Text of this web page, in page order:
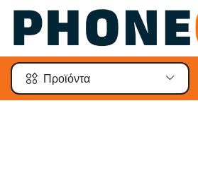
Προϊόντα